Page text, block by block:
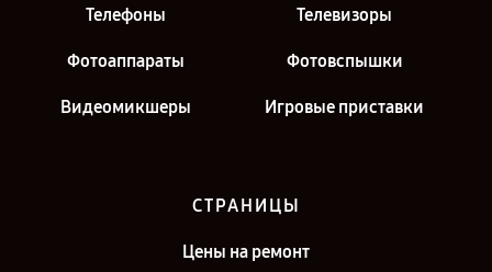
Телефоны Телевизоры
Фотоаппараты Фотовспышки
Видеомикшеры Игровые приставки
СТРАНИЦЫ
Цены на ремонт